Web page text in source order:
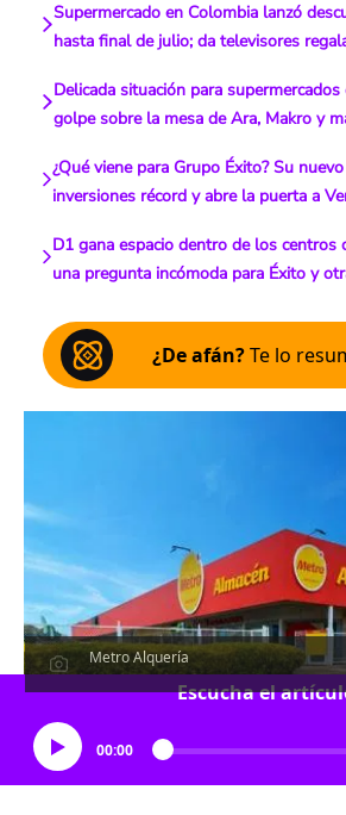
Supermercado en Colombia lanzó
hasta final de julio; da televisores
Delicada situación para
golpe sobre la mesa de Ara, Makro y
¿Qué viene para Grupo Éxito? Su
inversiones récord y abre la puerta a
D1 gana espacio dentro de los centros
una pregunta incómoda para Éxito y
¿De afán?Te lo
Metro Alquería
Escucha el
00:00